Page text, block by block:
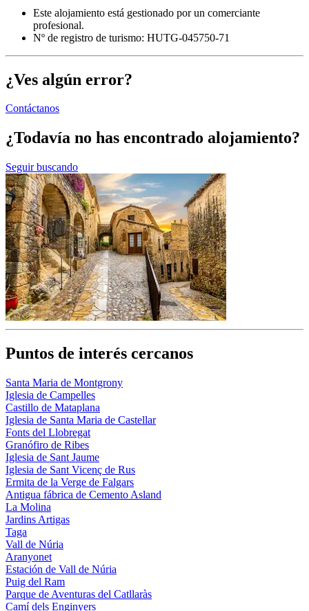
Este alojamiento está gestionado por un comerciante
profesional.
Nº de registro de turismo: HUTG-045750-71
¿Ves algún error?
Contáctanos
¿Todavía no has encontrado alojamiento?
Seguir buscando
Puntos de interés cercanos
Santa Maria de Montgrony
Iglesia de Campelles
Castillo de Mataplana
Iglesia de Santa Maria de Castellar
Fonts del Llobregat
Granófiro de Ribes
Iglesia de Sant Jaume
Iglesia de Sant Vicenç de Rus
Ermita de la Verge de Falgars
Antigua fábrica de Cemento Asland
La Molina
Jardins Artigas
Taga
Vall de Núria
Aranyonet
Estación de Vall de Núria
Puig del Ram
Parque de Aventuras del Catllaràs
Camí dels Enginyers